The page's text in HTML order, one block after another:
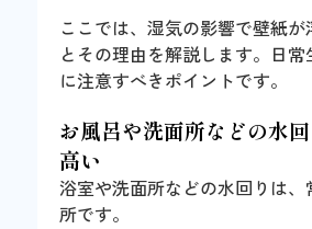
ここでは、湿気の影響で壁紙
とその理由を解説します。日
に注意すべきポイントです。
お風呂や洗面所などの水
高い
浴室や洗面所などの水回りは
所です。